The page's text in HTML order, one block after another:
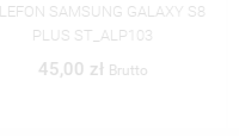
TELEFON SAMSUNG GALAXY S8
PLUS ST_ALP104
45,00 zł